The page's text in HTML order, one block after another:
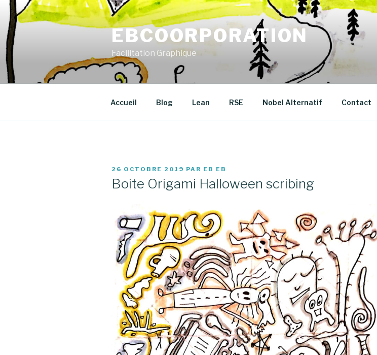
Aller
contenu
principal
EBCOORPORATION
Facilitation Graphique
Accueil Blog Lean RSE Nobel Alternatif Contact
PUBLIÉ
LE
26 OCTOBRE 2019 PAR EB EB
Boite Origami Halloween scribing